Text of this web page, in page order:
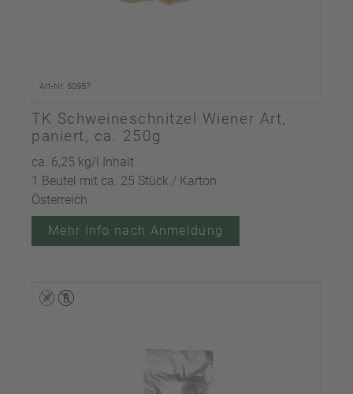
Art-Nr. 50957
TK Schweineschnitzel Wiener Art,
paniert, ca. 250g
ca. 6,25 kg/l Inhalt
1 Beutel mit ca. 25 Stück / Karton
Österreich
Mehr Info nach Anmeldung